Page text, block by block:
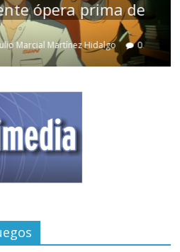
ópera prima de
Marcial Martínez Hidalgo 0